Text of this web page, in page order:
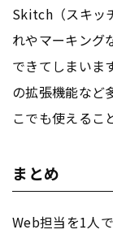
Skitch（スキッ
れやマーキング
できてしまいま
の拡張機能など
こでも使えるこ
まとめ
Web担当を1人